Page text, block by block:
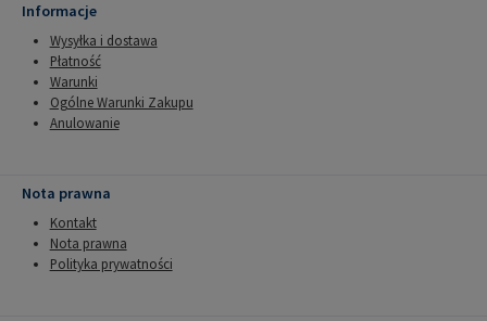
Informacje
Wysyłka i dostawa
Płatność
Warunki
Ogólne Warunki Zakupu
Anulowanie
Nota prawna
Kontakt
Nota prawna
Polityka prywatności